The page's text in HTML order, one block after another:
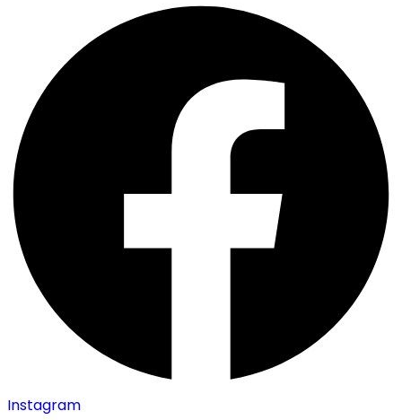
Instagram